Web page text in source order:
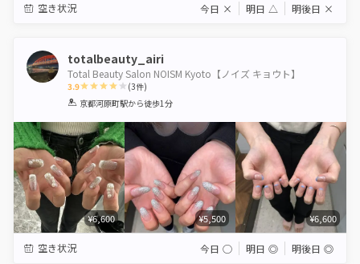
空き状況 今日 × 明日 △ 明後日 ×
totalbeauty_airi
Total Beauty Salon NOISM Kyoto【ノイズ キョウト】
3.9
1 2 3 4 5
(3件)
京都河原町駅から徒歩1分
¥6,600 ¥5,500 ¥6,600
空き状況 今日 ◯ 明日 ◎ 明後日 ◎